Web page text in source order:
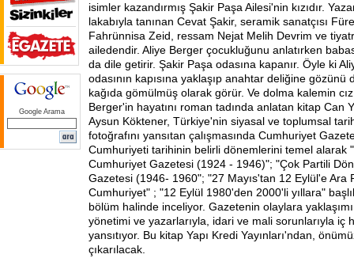
Google Arama
isimler kazandırmış Şakir Paşa Ailesi'nin kızıdır.
lakabıyla tanınan Cevat Şakir, seramik sanatçısı
Fahrünnisa Zeid, ressam Nejat Melih Devrim ve
ailedendir. Aliye Berger çocukluğunu anlatırken
da dile getirir. Şakir Paşa odasına kapanır. Öyle ki
odasının kapısına yaklaşıp anahtar deliğine gözünü
kağıda gömülmüş olarak görür. Ve dolma kalemin
Berger'in hayatını roman tadında anlatan kitap Can
Aysun Köktener, Türkiye'nin siyasal ve toplumsal
fotoğrafını yansıtan çalışmasında Cumhuriyet
Cumhuriyeti tarihinin belirli dönemlerini temel alarak
Cumhuriyet Gazetesi (1924 - 1946)"; "Çok Partili
Gazetesi (1946- 1960"; "27 Mayıs'tan 12 Eylül'e Ara
Cumhuriyet" ; "12 Eylül 1980'den 2000'li yıllara"
bölüm halinde inceliyor. Gazetenin olaylara
yönetimi ve yazarlarıyla, idari ve mali sorunlarıyla iç
yansıtıyor. Bu kitap Yapı Kredi Yayınları'ndan,
çıkarılacak.